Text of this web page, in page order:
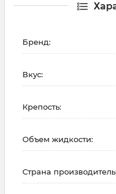
Бренд:
Вкус:
Крепость:
Объем жидкости:
Страна